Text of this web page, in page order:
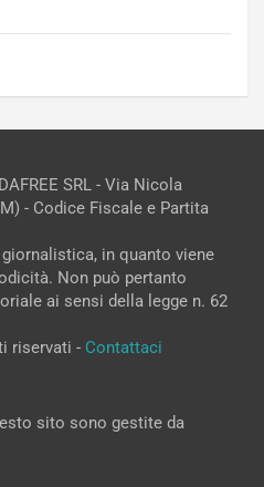
SRL - Via Nicola
- Codice Fiscale e Partita
in quanto viene
Non può pertanto
ai sensi della legge n. 62
riservati - Contattaci
sito sono gestite da